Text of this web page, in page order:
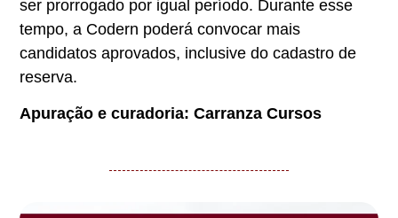
ser prorrogado por igual período. Durante esse
tempo, a Codern poderá convocar mais
candidatos aprovados, inclusive do cadastro de
reserva.
Apuração e curadoria: Carranza Cursos